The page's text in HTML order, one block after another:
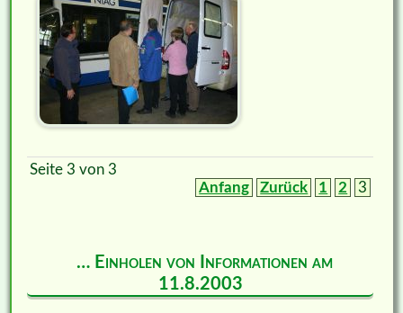
Seite 3 von 3
Anfang
Zurück 1 2 3
… Einholen von Informationen am
11.8.2003